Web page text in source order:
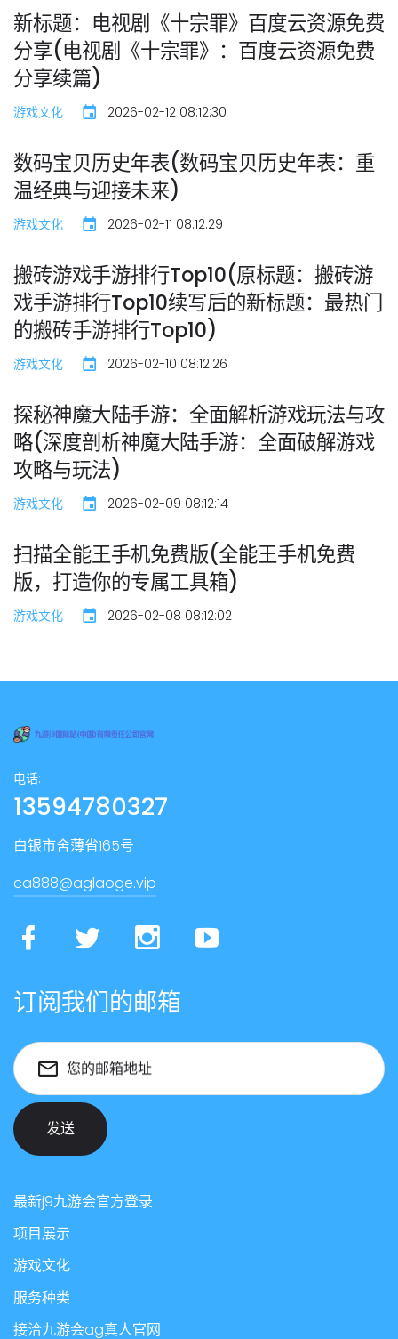
新标题：电视剧《十宗罪》百度云资源免费
分享(电视剧《十宗罪》：百度云资源免费
分享续篇)
游戏文化 2026-02-12 08:12:30
数码宝贝历史年表(数码宝贝历史年表：重
温经典与迎接未来)
游戏文化 2026-02-11 08:12:29
搬砖游戏手游排行Top10(原标题：搬砖游
戏手游排行Top10续写后的新标题：最热门
的搬砖手游排行Top10)
游戏文化 2026-02-10 08:12:26
探秘神魔大陆手游：全面解析游戏玩法与攻
略(深度剖析神魔大陆手游：全面破解游戏
攻略与玩法)
游戏文化 2026-02-09 08:12:14
扫描全能王手机免费版(全能王手机免费
版，打造你的专属工具箱)
游戏文化 2026-02-08 08:12:02
电话:
13594780327
白银市舍薄省165号
ca888@aglaoge.vip
订阅我们的邮箱
您的邮箱地址
发送
最新j9九游会官方登录
项目展示
游戏文化
服务种类
接洽九游会ag真人官网